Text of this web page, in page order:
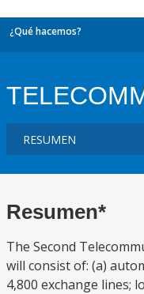
¿Qué hacemos?
Resumen*
The Second
will consist of: (a)
4,800 exchange lines;